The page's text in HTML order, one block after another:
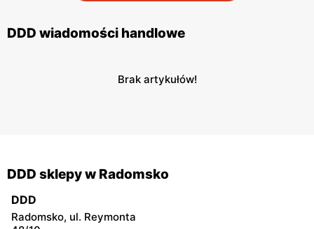
DDD wiadomości handlowe
Brak artykułów!
DDD sklepy w Radomsko
DDD
Radomsko, ul. Reymonta